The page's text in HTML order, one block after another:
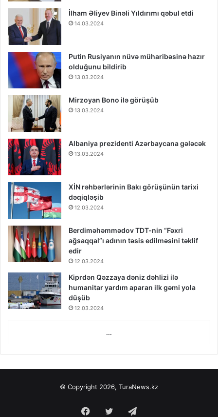
İlham Əliyev Binəli Yıldırımı qəbul etdi
14.03.2024
Putin Rusiyanın nüvə müharibəsinə hazır
olduğunu bildirib
13.03.2024
Mirzoyan Bono ilə görüşüb
13.03.2024
Albaniya prezidenti Azərbaycana gələcək
13.03.2024
XİN rəhbərlərinin Bakı görüşünün tarixi
dəqiqləşib
12.03.2024
Berdiməhəmmədov TDT-nin “Fəxri
ağsaqqal”ı adının təsis edilməsini təklif
edir
12.03.2024
Kiprdən Qəzzaya dəniz dəhlizi ilə
humanitar yardım aparan ilk gəmi yola
düşüb
12.03.2024
...
© Copyright 2026, TuraNews.kz
Facebook
Twitter